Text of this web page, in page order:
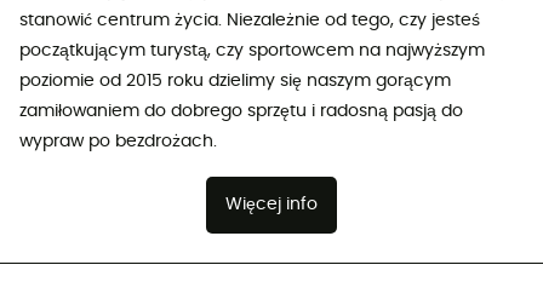
stanowić centrum życia. Niezależnie od tego, czy jesteś
początkującym turystą, czy sportowcem na najwyższym
poziomie od 2015 roku dzielimy się naszym gorącym
zamiłowaniem do dobrego sprzętu i radosną pasją do
wypraw po bezdrożach.
Więcej info